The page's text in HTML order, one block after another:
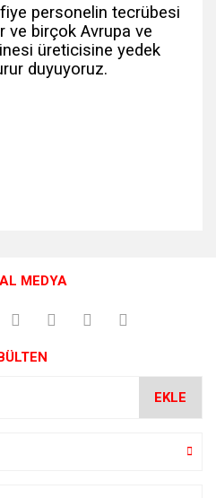
personelin tecrübesi
ve birçok Avrupa ve
üreticisine yedek
duyuyoruz.
Yaz
ederiz.
bulunuyor.
MEDYA
EKLE